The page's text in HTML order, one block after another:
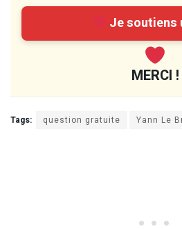
Je soutiens
MERCI !
Tags: question gratuite Yann Le